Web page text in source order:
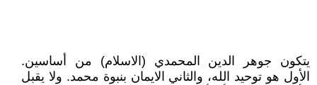
يتكون جوهر الدين المحمدي (الاسلام) من أساسين.
الأول هو توحيد الله، والثاني الايمان بنبوة محمد. ولا يقبل